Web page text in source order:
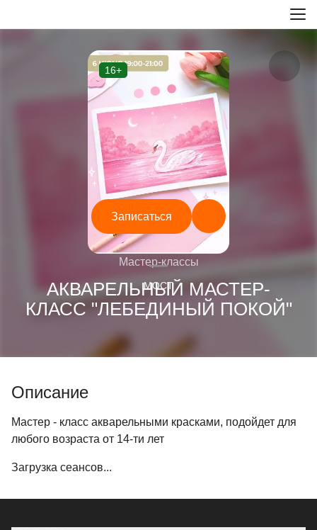
16+
Мастер-классы
АКВАРЕЛЬНЫЙ МАСТЕР-
КЛАСС "ЛЕБЕДИНЫЙ ПОКОЙ"
Записаться
—
МОСТ
Описание
Мастер - класс акварельными красками, подойдет для
любого возраста от 14-ти лет
Загрузка сеансов...